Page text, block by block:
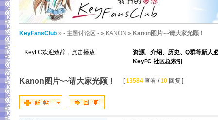
KeyFansClub » - 主题讨论区 - » KANON » Kanon图片~~请大家光顾！
KeyFC欢迎致辞，点击播放
资源、介绍、历史、Q群等新人
KeyFC 社区总索引
Kanon图片~~请大家光顾！ [13584 查看 /10 回复 ]